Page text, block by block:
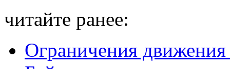
читайте ранее:
Ограничения движения